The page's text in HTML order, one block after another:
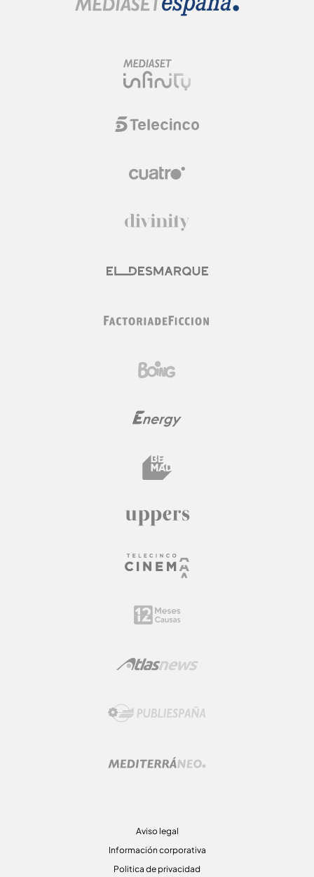
Aviso legal
Información corporativa
Politica de privacidad